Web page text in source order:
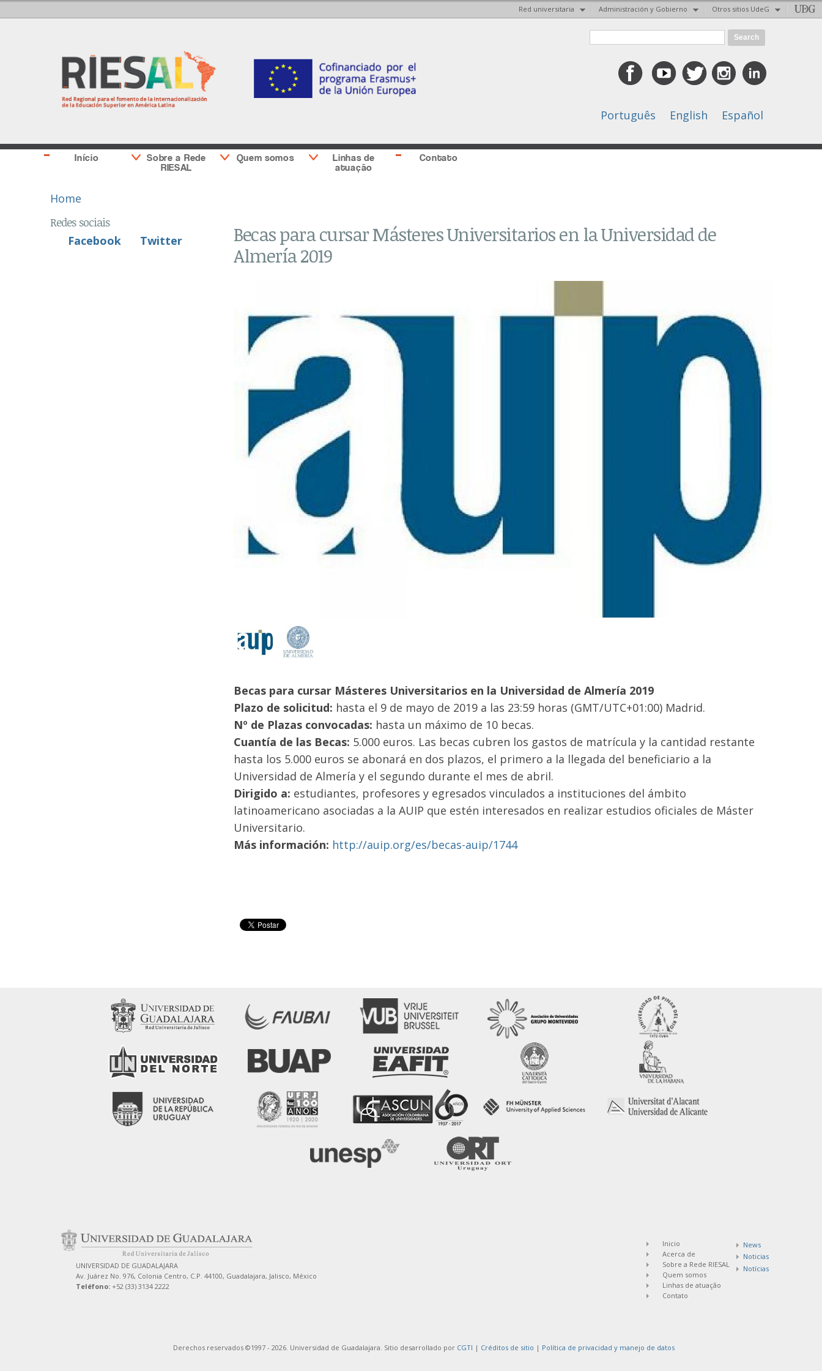
Red universitaria Administración y Gobierno Otros sitios UdeG
content
Sidebar
second
Search form
Português English Español
Início
Sobre a Rede
RIESAL
Quem somos
Linhas de
atuação
Contato
Home
Redes sociais
Facebook
Twitter
Becas para cursar Másteres Universitarios en la Universidad de
Almería 2019
Becas para cursar Másteres Universitarios en la Universidad de Almería 2019
Plazo de solicitud: hasta el 9 de mayo de 2019 a las 23:59 horas (GMT/UTC+01:00) Madrid.
Nº de Plazas convocadas: hasta un máximo de 10 becas.
Cuantía de las Becas: 5.000 euros. Las becas cubren los gastos de matrícula y la cantidad restante
hasta los 5.000 euros se abonará en dos plazos, el primero a la llegada del beneficiario a la
Universidad de Almería y el segundo durante el mes de abril.
Dirigido a: estudiantes, profesores y egresados vinculados a instituciones del ámbito
latinoamericano asociadas a la AUIP que estén interesados en realizar estudios oficiales de Máster
Universitario.
Más información: http://auip.org/es/becas-auip/1744
UNIVERSIDAD DE GUADALAJARA
Av. Juárez No. 976, Colonia Centro, C.P. 44100, Guadalajara, Jalisco, México
Teléfono: +52 (33) 3134 2222
News
Noticias
Notícias
Inicio
Acerca de
Sobre a Rede RIESAL
Quem somos
Linhas de atuação
Contato
Derechos reservados ©1997 - 2026. Universidad de Guadalajara. Sitio desarrollado por CGTI | Créditos de sitio | Política de privacidad y manejo de datos